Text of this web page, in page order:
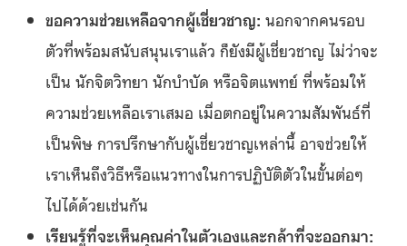
ขอความช่วยเหลือจากผู้เชี่ยวชาญ: นอกจากคนรอบ
ตัวที่พร้อมสนับสนุนเราแล้ว ก็ยังมีผู้เชี่ยวชาญ ไม่ว่าจะ
เป็น นักจิตวิทยา นักบำบัด หรือจิตแพทย์ ที่พร้อมให้
ความช่วยเหลือเราเสมอ เมื่อตกอยู่ในความสัมพันธ์ที่
เป็นพิษ การปรึกษากับผู้เชี่ยวชาญเหล่านี้ อาจช่วยให้
เราเห็นถึงวิธีหรือแนวทางในการปฏิบัติตัวในขั้นต่อๆ
ไปได้ด้วยเช่นกัน
เรียนรู้ที่จะเห็นคุณค่าในตัวเองและกล้าที่จะออกมา: